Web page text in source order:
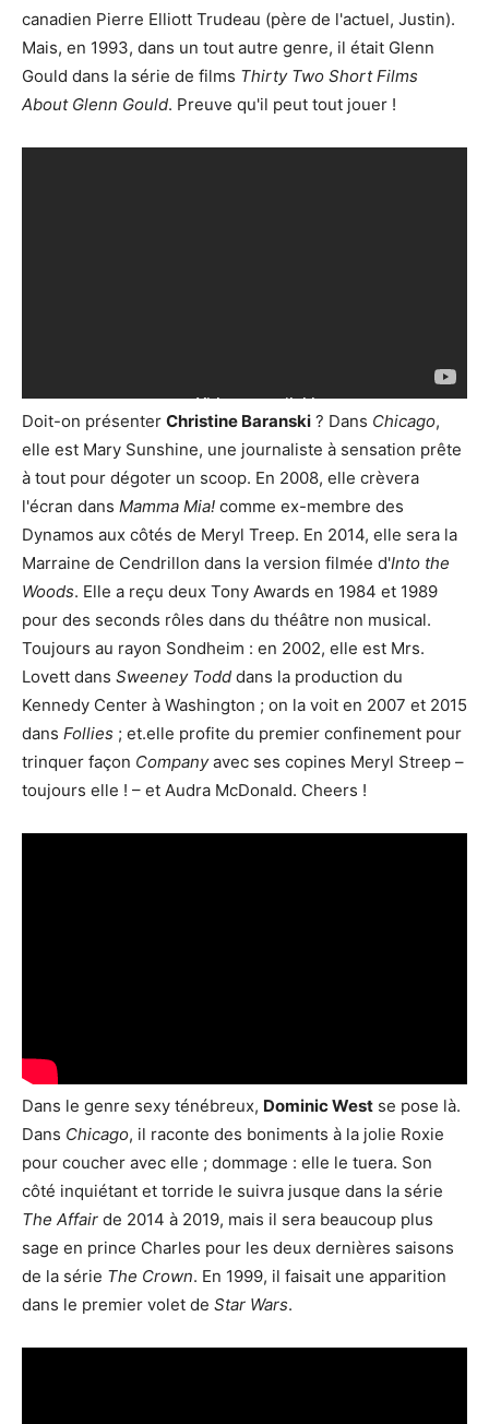
canadien Pierre Elliott Trudeau (père de l'actuel, Justin).
Mais, en 1993, dans un tout autre genre, il était Glenn
Gould dans la série de films Thirty Two Short Films
About Glenn Gould. Preuve qu'il peut tout jouer !
Doit-on présenter Christine Baranski ? Dans Chicago,
elle est Mary Sunshine, une journaliste à sensation prête
à tout pour dégoter un scoop. En 2008, elle crèvera
l'écran dans Mamma Mia! comme ex-membre des
Dynamos aux côtés de Meryl Treep. En 2014, elle sera la
Marraine de Cendrillon dans la version filmée d'Into the
Woods. Elle a reçu deux Tony Awards en 1984 et 1989
pour des seconds rôles dans du théâtre non musical.
Toujours au rayon Sondheim : en 2002, elle est Mrs.
Lovett dans Sweeney Todd dans la production du
Kennedy Center à Washington ; on la voit en 2007 et 2015
dans Follies ; et.elle profite du premier confinement pour
trinquer façon Companyavec ses copines Meryl Streep –
toujours elle ! – et Audra McDonald. Cheers !
Dans le genre sexy ténébreux, Dominic West se pose là.
Dans Chicago, il raconte des boniments à la jolie Roxie
pour coucher avec elle ; dommage : elle le tuera. Son
côté inquiétant et torride le suivra jusque dans la série
The Affair de 2014 à 2019, mais il sera beaucoup plus
sage en prince Charles pour les deux dernières saisons
de la série The Crown. En 1999, il faisait une apparition
dans le premier volet de Star Wars.